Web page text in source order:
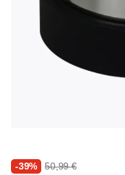
-39% 50,99 €